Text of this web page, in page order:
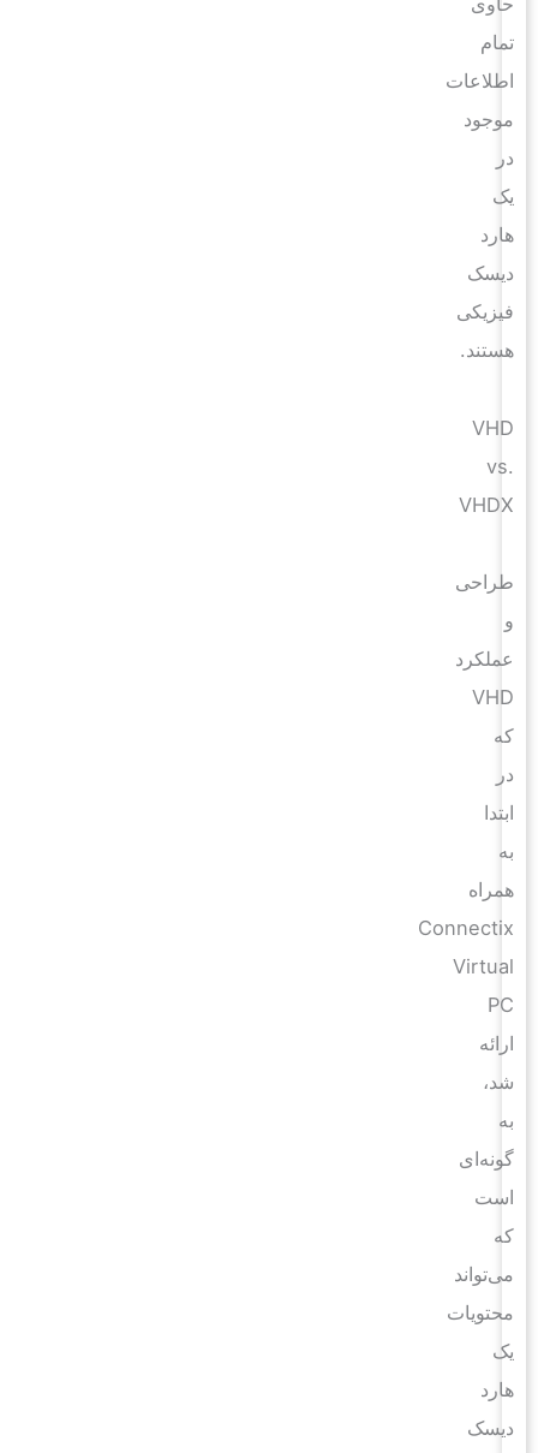
تمام
اطلاعات
موجود
هارد
دیسک
فیزیکی
هستند.
VHD
vs.
VHDX
طراحی
عملکرد
VHD
ابتدا
همراه
Connectix
Virtual
PC
ارائه
شد،
گونه‌ای
است
می‌تواند
محتویات
هارد
دیسک